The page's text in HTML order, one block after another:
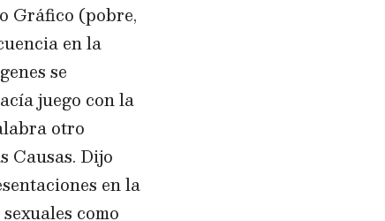
Gráfico (pobre,
en la
se
juego con la
otro
Causas. Dijo
en la
como